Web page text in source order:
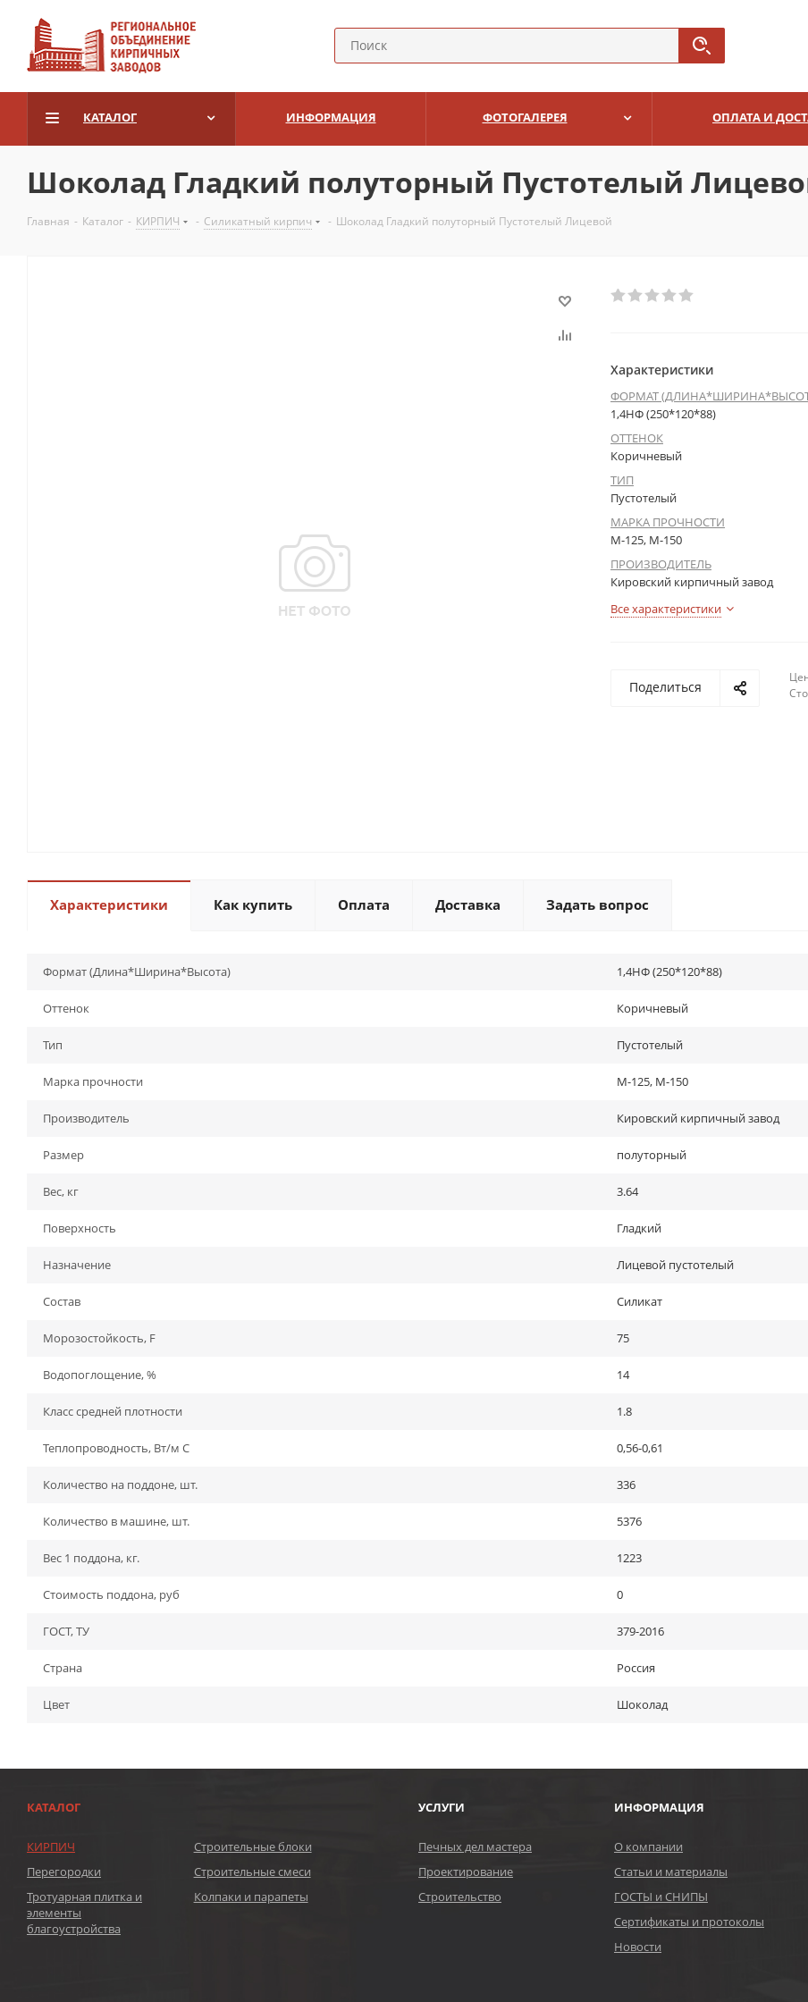
КАТАЛОГ ИНФОРМАЦИЯ ФОТОГАЛЕРЕЯ ОПЛАТА И
Шоколад Гладкий полуторный Пустотелый
Главная - Каталог - КИРПИЧ - Силикатный кирпич - Шоколад Гладкий полуторный Пустотелый Лицевой
Характеристики
ФОРМАТ
1,4НФ (250*120*88)
ОТТЕНОК
Коричневый
ТИП
Пустотелый
МАРКА ПРОЧНОСТИ
М-125, М-150
ПРОИЗВОДИТЕЛЬ
Кировский кирпичный завод
Все характеристики
Поделиться
Характеристики Как купить Оплата Доставка Задать вопрос
Формат (Длина*Ширина*Высота) 1,4НФ (250*120*88)
Оттенок Коричневый
Тип Пустотелый
Марка прочности М-125, М-150
Производитель Кировский кирпичный завод
Размер полуторный
Вес, кг 3.64
Поверхность Гладкий
Назначение Лицевой пустотелый
Состав Силикат
Морозостойкость, F 75
Водопоглощение, % 14
Класс средней плотности 1.8
Теплопроводность, Вт/м С 0,56-0,61
Количество на поддоне, шт. 336
Количество в машине, шт. 5376
Вес 1 поддона, кг. 1223
Стоимость поддона, руб 0
ГОСТ, ТУ 379-2016
Страна Россия
Цвет Шоколад
КАТАЛОГ
КИРПИЧ
Строительные блоки
Перегородки
Строительные смеси
Тротуарная плитка и
элементы
благоустройства
Колпаки и парапеты
УСЛУГИ
Печных дел мастера
Проектирование
Строительство
ИНФОРМАЦИЯ
О компании
Статьи и материалы
ГОСТЫ и СНИПЫ
Сертификаты и протоколы
Новости